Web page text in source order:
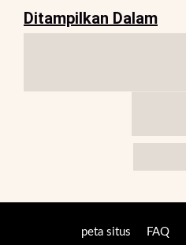
Ditampilkan Dalam
peta situs FAQ